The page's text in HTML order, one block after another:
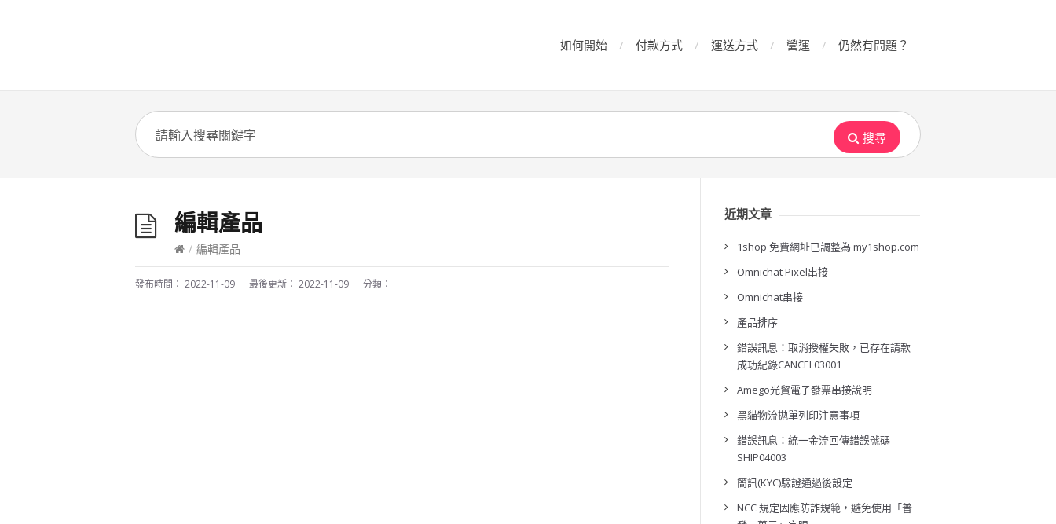
如何開始 付款方式 運送方式 營運 仍然有問題？
搜尋
編輯產品
/ 編輯產品
發布時間： 2022-11-09 最後更新： 2022-11-09 分類：
近期文章
1shop 免費網址已調整為 my1shop.com
Omnichat Pixel串接
Omnichat串接
產品排序
錯誤訊息：取消授權失敗，已存在請款
成功紀錄CANCEL03001
Amego光貿電子發票串接說明
黑貓物流拋單列印注意事項
錯誤訊息：統一金流回傳錯誤號碼
SHIP04003
簡訊(KYC)驗證通過後設定
NCC 規定因應防詐規範，避免使用「普